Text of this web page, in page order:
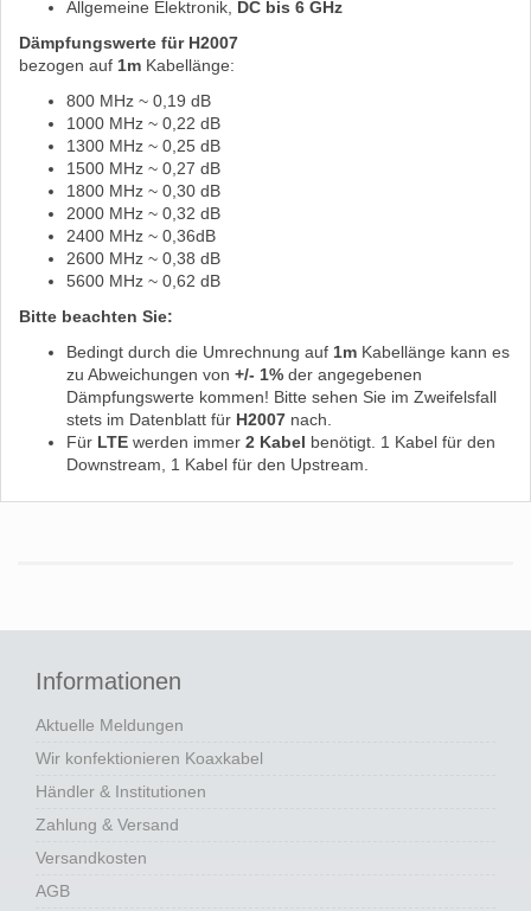
Allgemeine Elektronik, DC bis 6 GHz
Dämpfungswerte für H2007
bezogen auf 1m Kabellänge:
800 MHz ~ 0,19 dB
1000 MHz ~ 0,22 dB
1300 MHz ~ 0,25 dB
1500 MHz ~ 0,27 dB
1800 MHz ~ 0,30 dB
2000 MHz ~ 0,32 dB
2400 MHz ~ 0,36dB
2600 MHz ~ 0,38 dB
5600 MHz ~ 0,62 dB
Bitte beachten Sie:
Bedingt durch die Umrechnung auf 1m Kabellänge kann es
zu Abweichungen von +/- 1% der angegebenen
Dämpfungswerte kommen! Bitte sehen Sie im Zweifelsfall
stets im Datenblatt für H2007 nach.
Für LTE werden immer 2 Kabel benötigt. 1 Kabel für den
Downstream, 1 Kabel für den Upstream.
Informationen
Aktuelle Meldungen
Wir konfektionieren Koaxkabel
Händler & Institutionen
Zahlung & Versand
Versandkosten
AGB